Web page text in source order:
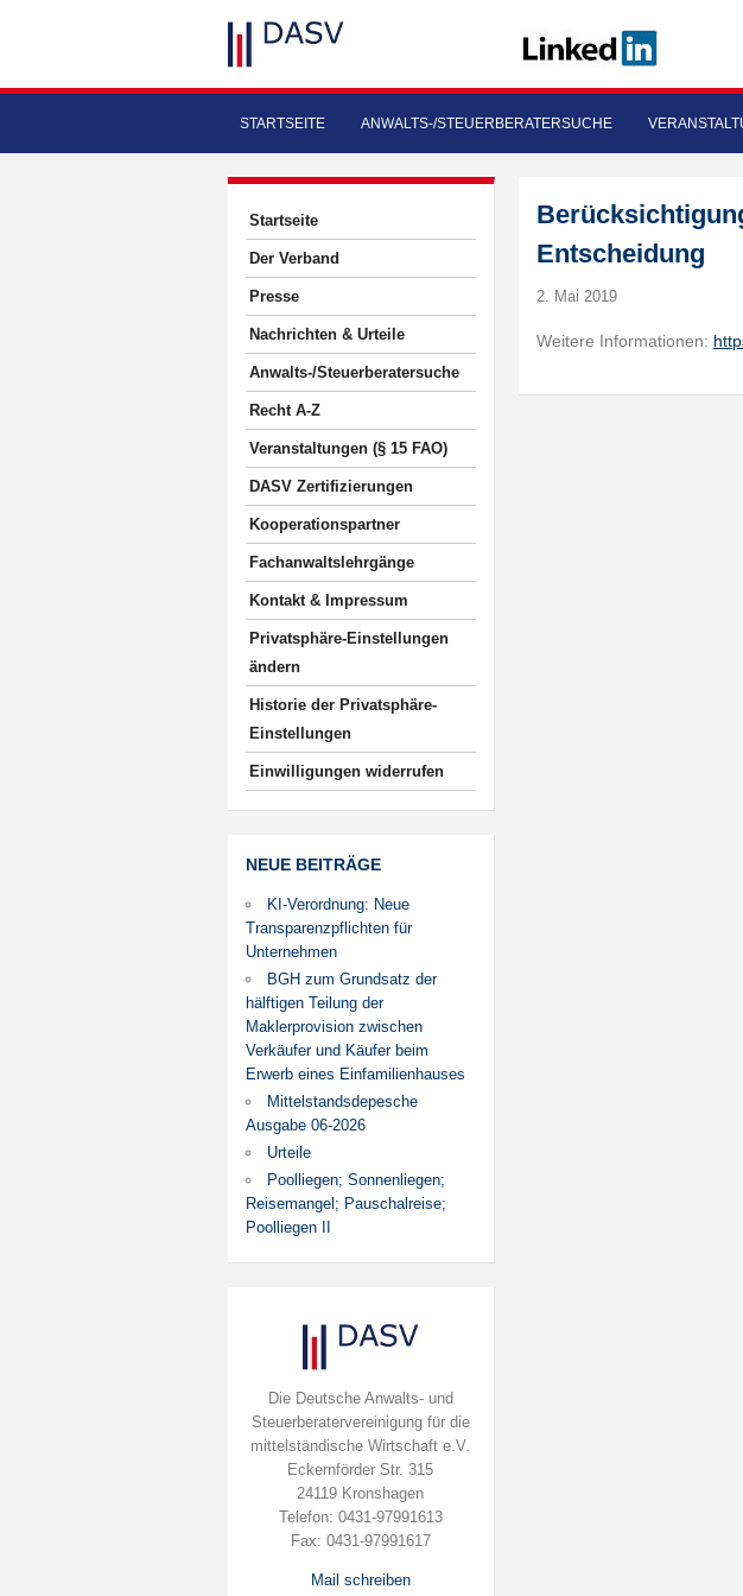
STARTSEITE ANWALTS-/STEUERBERATERSUCHE
Startseite
Der Verband
Presse
Nachrichten & Urteile
Anwalts-/Steuerberatersuche
Recht A-Z
Veranstaltungen (§ 15 FAO)
DASV Zertifizierungen
Kooperationspartner
Fachanwaltslehrgänge
Kontakt & Impressum
Privatsphäre-Einstellungen
ändern
Historie der Privatsphäre-
Einstellungen
Einwilligungen widerrufen
NEUE BEITRÄGE
KI-Verordnung: Neue
Transparenzpflichten für
Unternehmen
BGH zum Grundsatz der
hälftigen Teilung der
Maklerprovision zwischen
Verkäufer und Käufer beim
Erwerb eines Einfamilienhauses
Mittelstandsdepesche
Ausgabe 06-2026
Urteile
Poolliegen; Sonnenliegen;
Reisemangel; Pauschalreise;
Poolliegen II
Die Deutsche Anwalts- und
Steuerberatervereinigung für die
mittelständische Wirtschaft e.V.
Eckernförder Str. 315
24119 Kronshagen
Telefon: 0431-97991613
Fax: 0431-97991617
Mail schreiben
Entscheidung
2. Mai 2019
Weitere Informationen: